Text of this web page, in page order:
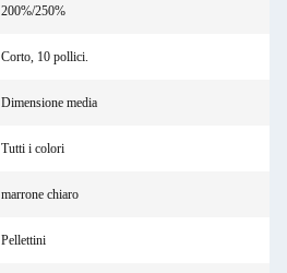
200%/250%
Corto, 10 pollici.
Dimensione media
Tutti i colori
marrone chiaro
Pellettini